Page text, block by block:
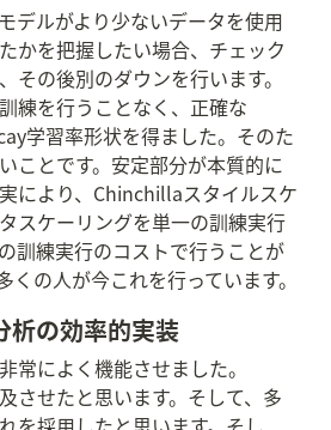
デルがより少ないデータを使用
かを把握したい場合、チェック
その後別のダウンを行います。
練を行うことなく、正確な
学習率形状を得ました。そのた
ことです。安定部分が本質的に
により、Chinchillaスタイルスケ
スケーリングを単一の訓練実行
訓練実行のコストで行うことが
くの人が今これを行っています。
の効率的実装
常によく機能させました。
させたと思います。そして、多